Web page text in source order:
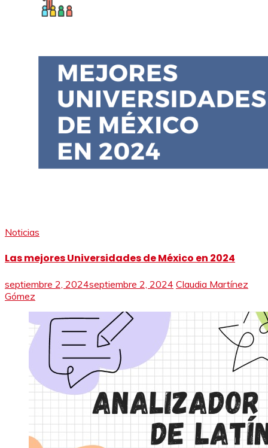
Noticias
Las mejores Universidades de México en 2024
septiembre 2, 2024septiembre 2, 2024 Claudia Martínez
Gómez